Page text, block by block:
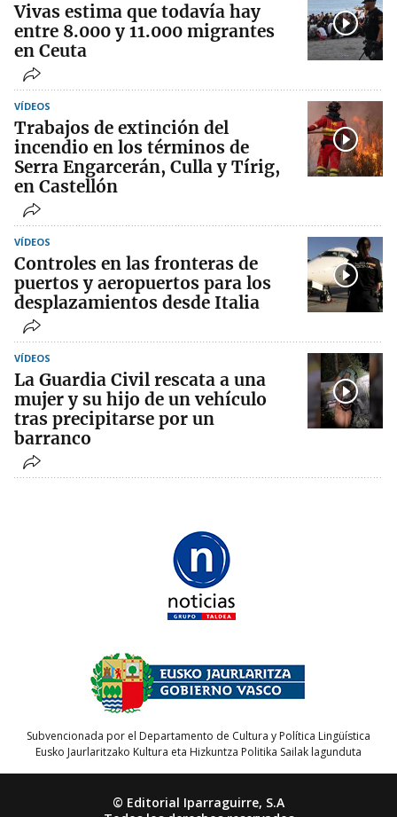
Vivas estima que todavía hay
entre 8.000 y 11.000 migrantes
en Ceuta
VÍDEOS
Trabajos de extinción del
incendio en los términos de
Serra Engarcerán, Culla y Tírig,
en Castellón
VÍDEOS
Controles en las fronteras de
puertos y aeropuertos para los
desplazamientos desde Italia
VÍDEOS
La Guardia Civil rescata a una
mujer y su hijo de un vehículo
tras precipitarse por un
barranco
Subvencionada por el Departamento de Cultura y Política Lingüística
Eusko Jaurlaritzako Kultura eta Hizkuntza Politika Sailak lagunduta
© Editorial Iparraguirre, S.A